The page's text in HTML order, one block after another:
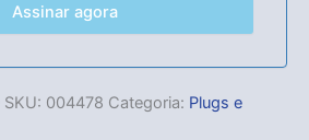
Assinar agora
SKU: 004478 Categoria: Plugs e